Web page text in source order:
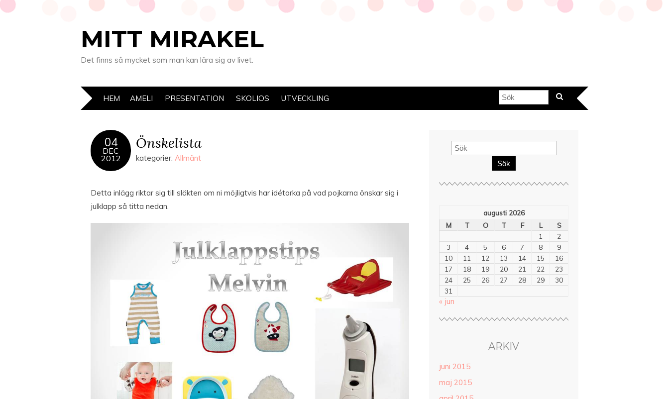
MITT MIRAKEL
Det finns så mycket som man kan lära sig av livet.
HEM AMELI PRESENTATION SKOLIOS UTVECKLING
04
DEC
2012
Önskelista
kategorier: Allmänt
Detta inlägg riktar sig till släkten om ni möjligtvis har idétorka på vad pojkarna önskar sig i
julklapp så titta nedan.
Sök
augusti 2026
M
T O T F L
S
1
2
3
4 5 6 7 8
9
10
11 12 13 14 15
16
17
18 19 20 21 22
23
24
25 26 27 28 29
30
31
« jun
ARKIV
juni 2015
maj 2015